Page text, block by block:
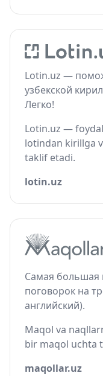
Lotin.uz —
узбекской
Легко!
Lotin.uz —
lotindan kirillga
taklif etadi.
lotin.uz
Самая большая
поговорок на
английский).
Maqol va
bir maqol uchta
maqollar.uz